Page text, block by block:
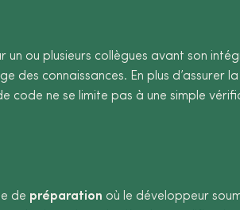
ou plusieurs collègues avant son
connaissances. En plus d’assurer la
code ne se limite pas à une simple
de préparation où le développeur